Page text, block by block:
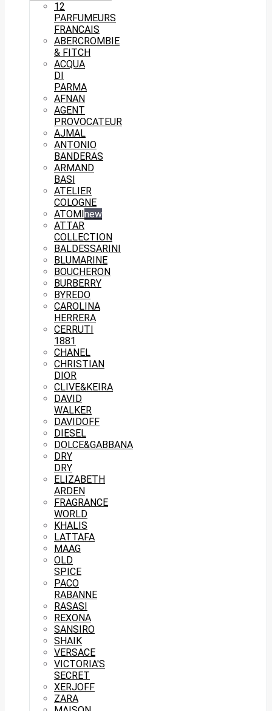
12
PARFUMEURS
FRANCAIS
ABERCROMBIE
& FITCH
ACQUA
DI
PARMA
AFNAN
AGENT
PROVOCATEUR
AJMAL
ANTONIO
BANDERAS
ARMAND
BASI
ATELIER
COLOGNE
ATOMI new
ATTAR
COLLECTION
BALDESSARINI
BLUMARINE
BOUCHERON
BURBERRY
BYREDO
CAROLINA
HERRERA
CERRUTI
1881
CHANEL
CHRISTIAN
DIOR
CLIVE&KEIRA
DAVID
WALKER
DAVIDOFF
DIESEL
DOLCE&GABBANA
DRY
DRY
ELIZABETH
ARDEN
FRAGRANCE
WORLD
KHALIS
LATTAFA
MAAG
OLD
SPICE
PACO
RABANNE
RASASI
REXONA
SANSIRO
SHAIK
VERSACE
VICTORIA'S
SECRET
XERJOFF
ZARA